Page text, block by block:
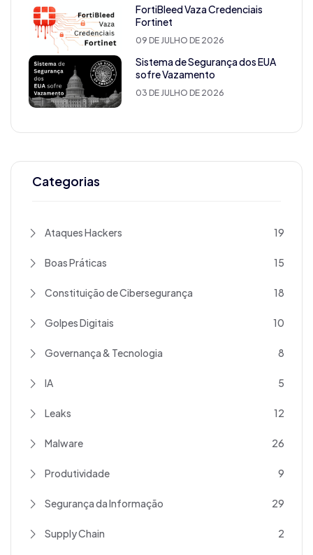
FortiBleed Vaza Credenciais
Fortinet
09 DE JULHO DE 2026
Sistema de Segurança dos EUA
sofre Vazamento
03 DE JULHO DE 2026
Categorias
Ataques Hackers 19
Boas Práticas 15
Constituição de Cibersegurança 18
Golpes Digitais 10
Governança & Tecnologia 8
IA 5
Leaks 12
Malware 26
Produtividade 9
Segurança da Informação 29
Supply Chain 2